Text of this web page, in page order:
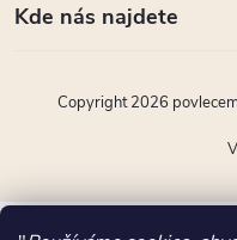
Kde nás najdete
Copyright 2026
"); ttq.page(); }(window,